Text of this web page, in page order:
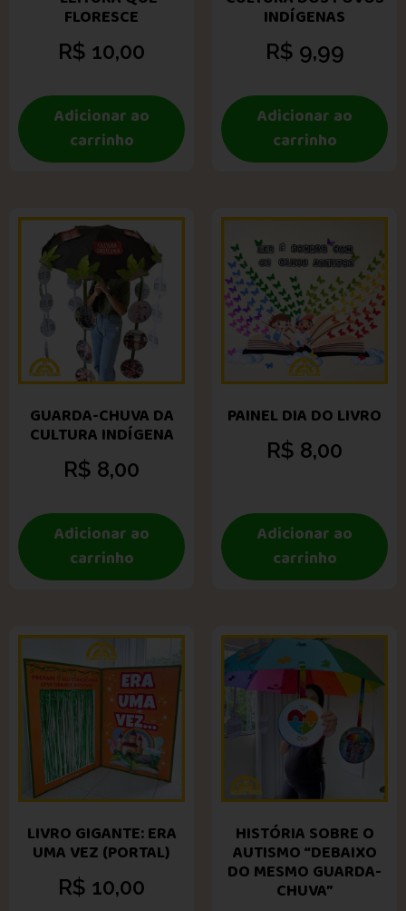
FLORESCE
R$ 10,00
Adicionar ao
carrinho
INDÍGENAS
R$ 9,99
Adicionar ao
carrinho
GUARDA-CHUVA DA
CULTURA INDÍGENA
R$ 8,00
Adicionar ao
carrinho
PAINEL DIA DO LIVRO
R$ 8,00
Adicionar ao
carrinho
LIVRO GIGANTE: ERA
UMA VEZ (PORTAL)
R$ 10,00
HISTÓRIA SOBRE O
AUTISMO “DEBAIXO
DO MESMO GUARDA-
CHUVA”